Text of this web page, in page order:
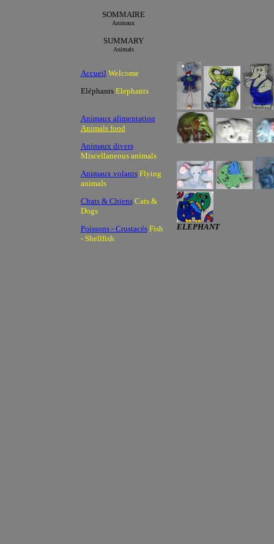
SOMMAIRE
Animaux
SUMMARY
Animals
Accueil Welcome
Eléphants Elephants
Animaux alimentation
Animals food
Animaux divers
Miscellaneous animals
Animaux volants Flying
animals
Chats & Chiens Cats &
Dogs
Poissons - Crustacés Fish
- Shellfish
ELEPHANT